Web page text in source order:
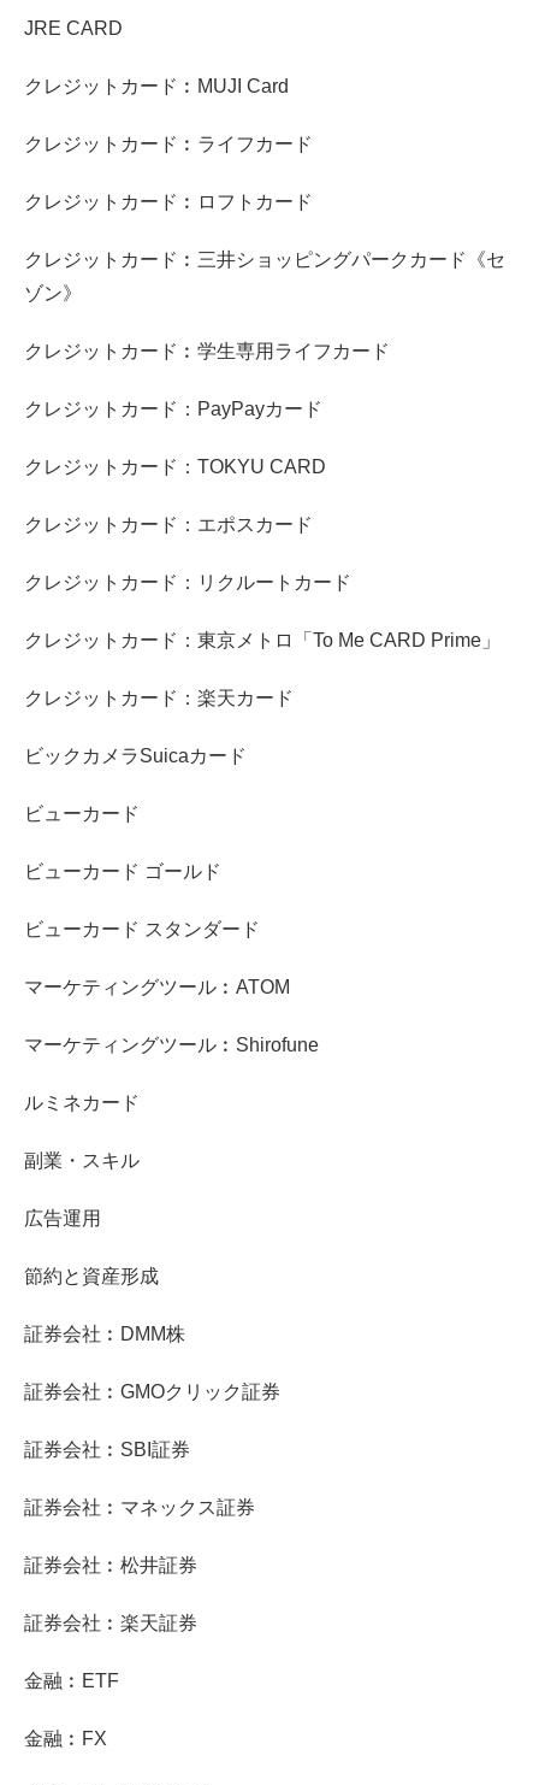
JRE CARD
クレジットカード︰MUJI Card
クレジットカード︰ライフカード
クレジットカード︰ロフトカード
クレジットカード︰三井ショッピングパークカード《セ
ゾン》
クレジットカード︰学生専用ライフカード
クレジットカード：PayPayカード
クレジットカード：TOKYU CARD
クレジットカード：エポスカード
クレジットカード：リクルートカード
クレジットカード：東京メトロ「To Me CARD Prime」
クレジットカード：楽天カード
ビックカメラSuicaカード
ビューカード
ビューカード ゴールド
ビューカード スタンダード
マーケティングツール︰ATOM
マーケティングツール︰Shirofune
ルミネカード
副業・スキル
広告運用
節約と資産形成
証券会社︰DMM株
証券会社︰GMOクリック証券
証券会社︰SBI証券
証券会社︰マネックス証券
証券会社︰松井証券
証券会社︰楽天証券
金融︰ETF
金融︰FX